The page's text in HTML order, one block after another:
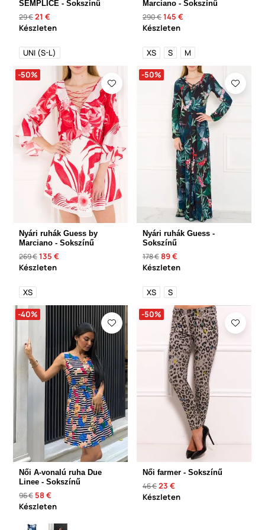
SEMPLICE - Sokszínű
29 €21 €
Készleten
UNI (S-L)
Marciano - Sokszínű
290 €145 €
Készleten
XS S M
-50%
Nyári ruhák Guess by
Marciano - Sokszínű
269 €135 €
Készleten
XS
-50%
Nyári ruhák Guess -
Sokszínű
178 €89 €
Készleten
XS S
-40%
Női A-vonalú ruha Due
Linee - Sokszínű
96 € 58 €
Készleten
-50%
Női farmer - Sokszínű
46 €23 €
Készleten